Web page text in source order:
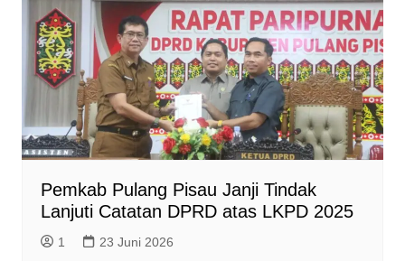
Pemkab Pulang Pisau Janji Tindak
Lanjuti Catatan DPRD atas LKPD 2025
1 23 Juni 2026